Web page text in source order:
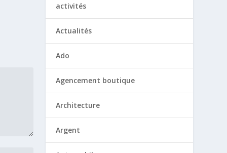
activités
Actualités
Ado
Agencement boutique
Architecture
Argent